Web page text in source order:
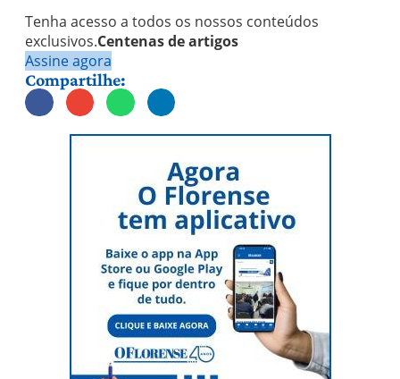
Tenha acesso a todos os nossos conteúdos
exclusivos.Centenas de artigos
Assine agora
Compartilhe: